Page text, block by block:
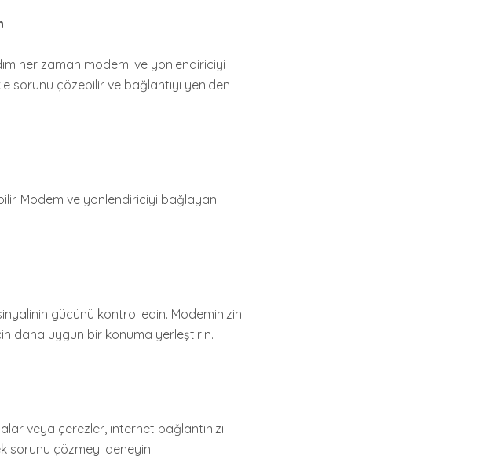
her zaman modemi ve yönlendiriciyi
sorunu çözebilir ve bağlantıyı yeniden
Modem ve yönlendiriciyi bağlayan
gücünü kontrol edin. Modeminizin
daha uygun bir konuma yerleştirin.
veya çerezler, internet bağlantınızı
sorunu çözmeyi deneyin.